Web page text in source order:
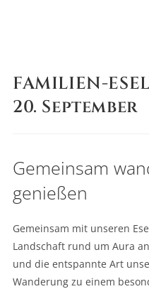
FAMILIEN-
20. September
Gemeinsam
genießen
Gemeinsam mit unseren
Landschaft rund um Aura
und die entspannte Art
Wanderung zu einem